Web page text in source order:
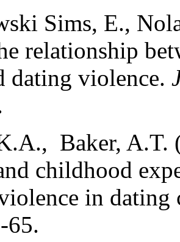
Sims, E.,
relationship
dating violence.
Baker, A.T.
childhood
in dating
65.